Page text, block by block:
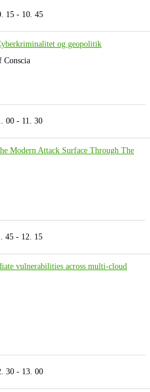
15 - 10. 45
og geopolitik
Conscia
00 - 11. 30
Modern Attack Surface Through The
45 - 12. 15
vulnerabilities across multi-cloud
30 - 13. 00